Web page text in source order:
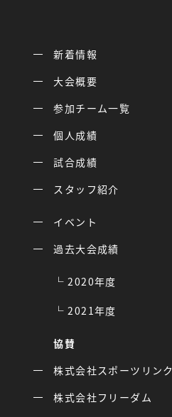
新着情報
大会概要
参加チーム一覧
個人成績
試合成績
スタッフ紹介
イベント
過去大会成績
2020年度
2021年度
協賛
株式会社スポーツリンク
株式会社フリーダム